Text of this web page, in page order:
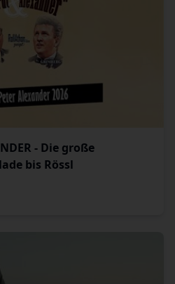
- Die große
bis Rössl